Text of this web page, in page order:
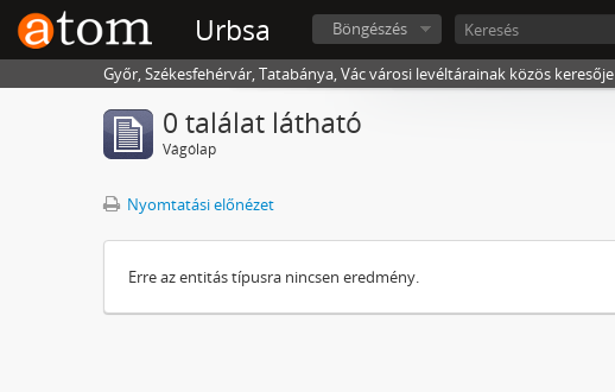
Urbsa Böngészés
Győr, Székesfehérvár, Tatabánya, Vác városi levéltárainak közös keresője
0 találat látható
Vágólap
Nyomtatási előnézet
Erre az entitás típusra nincsen eredmény.